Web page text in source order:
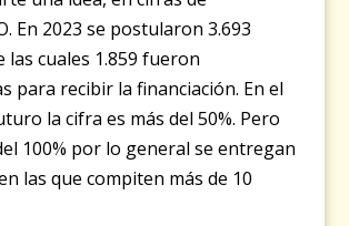
En 2023 se postularon 3.693
las cuales 1.859 fueron
para recibir la financiación. En el
la cifra es más del 50%. Pero
100% por lo general se entregan
las que compiten más de 10